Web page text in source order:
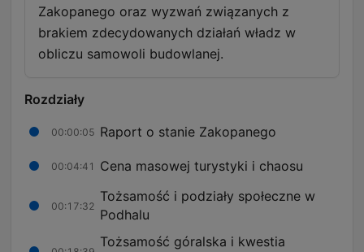
Zakopanego oraz wyzwań związanych z
brakiem zdecydowanych działań władz w
obliczu samowoli budowlanej.
Rozdziały
00:00:05 Raport o stanie Zakopanego
00:04:41 Cena masowej turystyki i chaosu
00:17:32
Tożsamość i podziały społeczne w
Podhalu
Tożsamość góralska i kwestia